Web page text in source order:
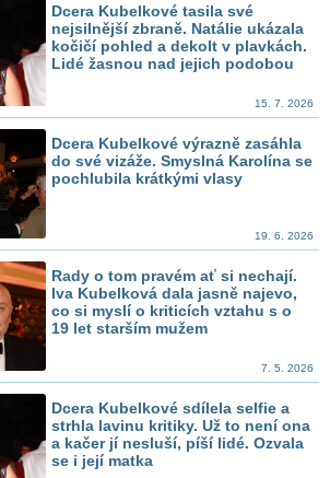
Dcera Kubelkové tasila své
nejsilnější zbraně. Natálie ukázala
kočičí pohled a dekolt v plavkách.
Lidé žasnou nad jejich podobou
15. 7. 2026
Dcera Kubelkové výrazně zasáhla
do své vizáže. Smyslná Karolína se
pochlubila krátkými vlasy
19. 6. 2026
Rady o tom pravém ať si nechají.
Iva Kubelková dala jasně najevo,
co si myslí o kriticích vztahu s o
19 let starším mužem
7. 5. 2026
Dcera Kubelkové sdílela selfie a
strhla lavinu kritiky. Už to není ona
a kačer jí nesluší, píší lidé. Ozvala
se i její matka